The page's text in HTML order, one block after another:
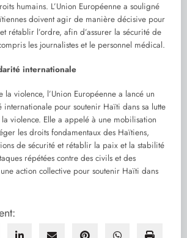
humains. L’Union Européenne a souligné
doivent agir de manière décisive pour
rétablir l’ordre, afin d’assurer la sécurité de
les journalistes et le personnel médical.
internationale
la violence, l’Union Européenne a lancé un
pour soutenir Haïti dans sa lutte
violence. Elle a appelé à une mobilisation
les droits fondamentaux des Haïtiens,
de sécurité et rétablir la paix et la stabilité
répétées contre des civils et des
action collective pour soutenir Haïti dans